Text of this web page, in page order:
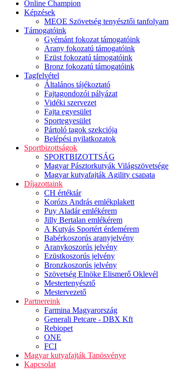
Online Champion
Képzések
MEOE Szövetség tenyésztői tanfolyam
Támogatóink
Gyémánt fokozat támogatóink
Arany fokozatú támogatóink
Ezüst fokozatú támogatóink
Bronz fokozatú támogatóink
Tagfelvétel
Általános tájékoztató
Fajtagondozói pályázat
Vidéki szervezet
Fajta egyesület
Sportegyesület
Pártoló tagok szekciója
Belépési nyilatkozatok
Sportbizottságok
SPORTBIZOTTSÁG
Magyar Pásztorkutyák Világszövetsége
Magyar kutyafajták Agility csapata
Díjazottaink
CH értéktár
Korózs András emlékplakett
Puy Aladár emlékérem
Jilly Bertalan emlékérem
A Kutyás Sportért érdemérem
Babérkoszorús aranyjelvény
Aranykoszorús jelvény
Ezüstkoszorús jelvény
Bronzkoszorús jelvény
Szövetség Elnöke Elismerő Oklevél
Mestertenyésztő
Mestervezető
Partnereink
Farmina Magyarország
Generali Petcare - DBX Kft
Rebiopet
ONE
FCI
Magyar kutyafajták Tanösvénye
Kapcsolat